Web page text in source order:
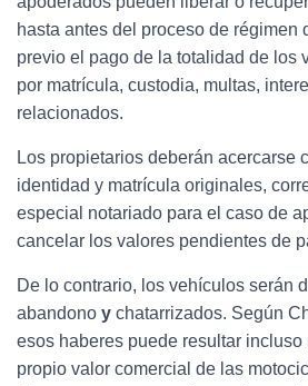
hasta antes del proceso de régimen
previo el pago de la totalidad de los
por matrícula, custodia, multas,
relacionados.
Los propietarios deberán acercarse
identidad y matrícula originales,
especial notariado para el caso de
cancelar los valores pendientes de
De lo contrario, los vehículos serán
abandono y chatarrizados. Según
esos haberes puede resultar incluso
propio valor comercial de las